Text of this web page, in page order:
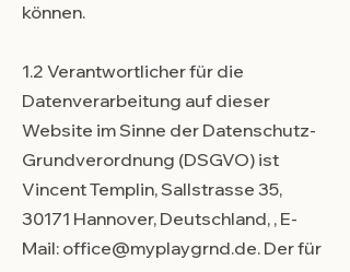
können.
1.2 Verantwortlicher für die
Datenverarbeitung auf dieser
Website im Sinne der Datenschutz-
Grundverordnung (DSGVO) ist
Vincent Templin, Sallstrasse 35,
30171 Hannover, Deutschland, , E-
Mail: office@myplaygrnd.de. Der für